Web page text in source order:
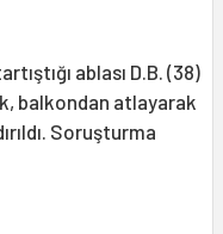
ablası D.B. (38)
balkondan atlayarak
Soruşturma